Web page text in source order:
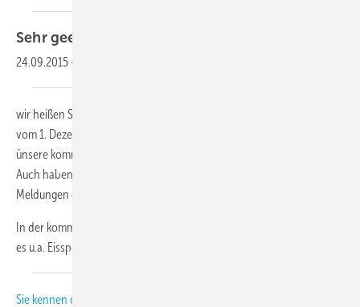
Sehr geehrte Leserinnen und
24.09.2015 -
wir heißen Sie herzlich willkommen zu unserem KK-Newsletter 15-2017
vom 1. Dezember 2017. In dieser Ausgabe erfahren Sie mehr über
ünsere kommenden Veranstaltungen und über die "Bonner Stimme".
Auch haben wir für Sie wieder den Rückblick auf die wichtigsten
Meldungen des Novembers.
In der kommenden Print-Ausgabe, die am 7. Dezember erscheint, geht
es u.a. Eisspeicher, Wärmerückgewinnung und Brandschutz.
Sie kennen die Print-Ausgabe noch gar nicht? Dann lernen Sie die KK